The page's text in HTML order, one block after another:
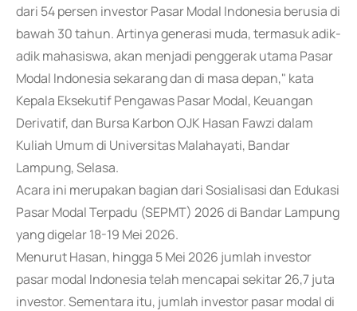
dari 54 persen investor Pasar Modal Indonesia berusia di
bawah 30 tahun. Artinya generasi muda, termasuk adik-
adik mahasiswa, akan menjadi penggerak utama Pasar
Modal Indonesia sekarang dan di masa depan," kata
Kepala Eksekutif Pengawas Pasar Modal, Keuangan
Derivatif, dan Bursa Karbon OJK Hasan Fawzi dalam
Kuliah Umum di Universitas Malahayati, Bandar
Lampung, Selasa.
Acara ini merupakan bagian dari Sosialisasi dan Edukasi
Pasar Modal Terpadu (SEPMT) 2026 di Bandar Lampung
yang digelar 18-19 Mei 2026.
Menurut Hasan, hingga 5 Mei 2026 jumlah investor
pasar modal Indonesia telah mencapai sekitar 26,7 juta
investor. Sementara itu, jumlah investor pasar modal di